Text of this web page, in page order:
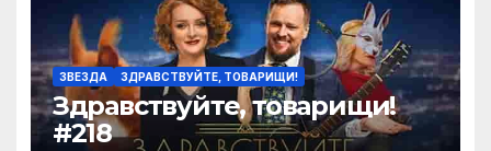
ЗВЕЗДА ЗДРАВСТВУЙТЕ, ТОВАРИЩИ!
Здравствуйте, товарищи!
#218